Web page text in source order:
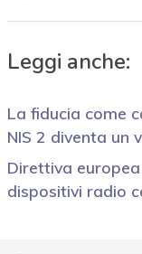
Leggi anche:
La fiducia come
NIS 2 diventa un
Direttiva europea
dispositivi radio